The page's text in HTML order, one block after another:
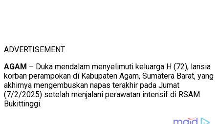
ADVERTISEMENT
AGAM – Duka mendalam menyelimuti keluarga H (72), lansia
korban perampokan di Kabupaten Agam, Sumatera Barat, yang
akhirnya mengembuskan napas terakhir pada Jumat
(7/2/2025) setelah menjalani perawatan intensif di RSAM
Bukittinggi.